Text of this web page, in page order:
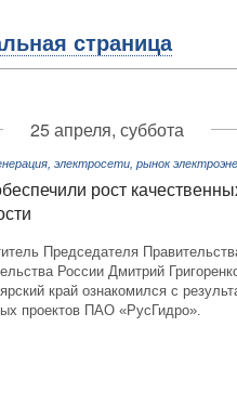
страница
25 апреля, суббота
электросети, рынок
рост
Председателя
России Дмитрий
край ознакомился с
проектов ПАО «РусГидро».